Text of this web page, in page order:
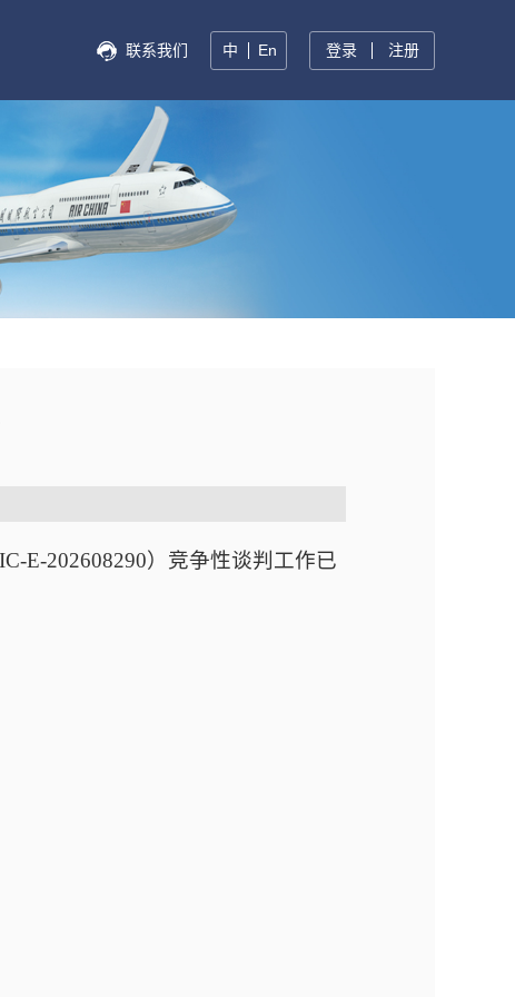
联系我们 中 En 登录 注册
E-202608290） 竞争性谈判 工作已